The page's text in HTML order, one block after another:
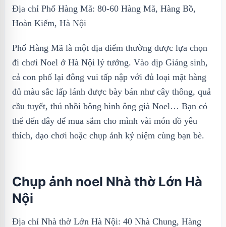
Địa chỉ Phố Hàng Mã: 80-60 Hàng Mã, Hàng Bồ,
Hoàn Kiếm, Hà Nội
Phố Hàng Mã là một địa điểm thường được lựa chọn
đi chơi Noel ở Hà Nội lý tưởng. Vào dịp Giáng sinh,
cả con phố lại đông vui tấp nập với đủ loại mặt hàng
đủ màu sắc lấp lánh được bày bán như cây thông, quả
cầu tuyết, thú nhồi bông hình ông già Noel… Bạn có
thể đến đây để mua sắm cho mình vài món đồ yêu
thích, dạo chơi hoặc chụp ảnh kỷ niệm cùng bạn bè.
Chụp ảnh noel Nhà thờ Lớn Hà
Nội
Địa chỉ Nhà thờ Lớn Hà Nội: 40 Nhà Chung, Hàng